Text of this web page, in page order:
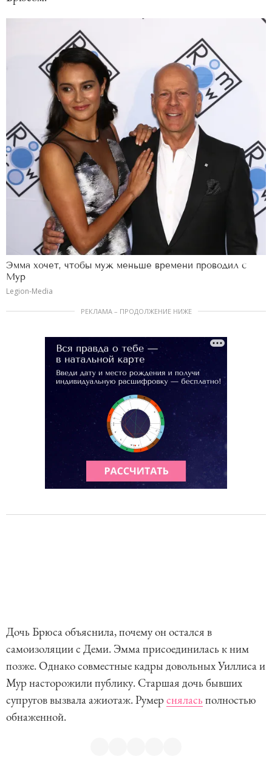
Эмма хочет, чтобы муж меньше времени проводил с
Мур
Legion-Media
РЕКЛАМА – ПРОДОЛЖЕНИЕ НИЖЕ
Дочь Брюса объяснила, почему он остался в
самоизоляции с Деми. Эмма присоединилась к ним
позже. Однако совместные кадры довольных Уиллиса и
Мур насторожили публику. Старшая дочь бывших
супругов вызвала ажиотаж. Румерснялась полностью
обнаженной.